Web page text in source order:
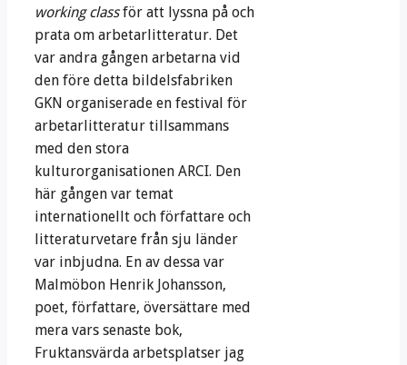
working classför att lyssna på och
prata om arbetarlitteratur. Det
var andra gången arbetarna vid
den före detta bildelsfabriken
GKN organiserade en festival för
arbetarlitteratur tillsammans
med den stora
kulturorganisationen ARCI. Den
här gången var temat
internationellt och författare och
litteraturvetare från sju länder
var inbjudna. En av dessa var
Malmöbon Henrik Johansson,
poet, författare, översättare med
mera vars senaste bok,
Fruktansvärda arbetsplatser jag